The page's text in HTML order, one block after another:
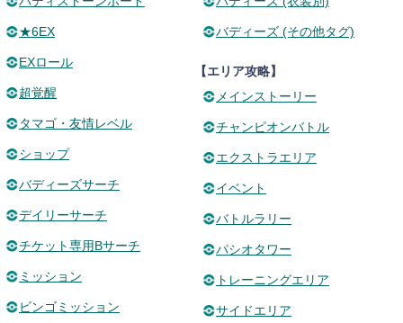
★6EX
EXロール
超覚醒
タマゴ・友情レベル
ショップ
バディーズサーチ
デイリーサーチ
チケット専用Bサーチ
ミッション
ビンゴミッション
バディーズ (その他タグ)
【エリア攻略】
メインストーリー
チャンピオンバトル
エクストラエリア
イベント
バトルラリー
パシオタワー
トレーニングエリア
サイドエリア